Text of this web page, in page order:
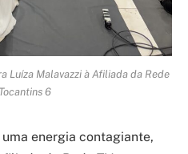
Luíza Malavazzi à Afiliada da Rede
6
energia contagiante,